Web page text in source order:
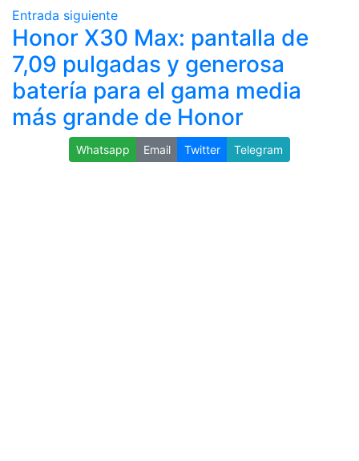
Entrada siguiente
Honor X30 Max: pantalla de
7,09 pulgadas y generosa
batería para el gama media
más grande de Honor
Whatsapp Email Twitter Telegram